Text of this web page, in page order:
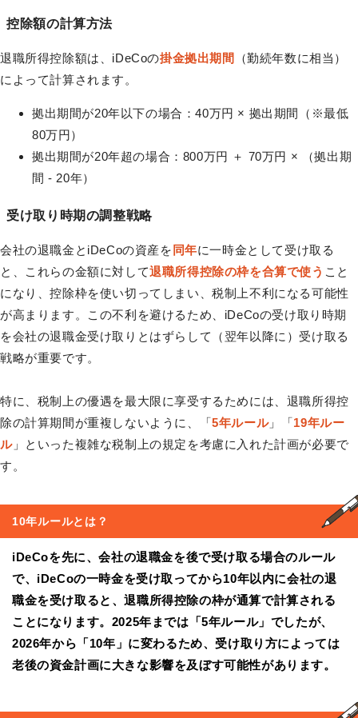
控除額の計算方法
退職所得控除額は、iDeCoの掛金拠出期間
（勤続年数に相当）
によって計算されます。
拠出期間が20年以下の場合：40万円 × 拠出期間（※最低
80万円）
拠出期間が20年超の場合：800万円 ＋ 70万円 × （拠出期
間 - 20年）
受け取り時期の調整戦略
会社の退職金とiDeCoの資産を 同年に一時金として受け取る
と、これらの金額に対して退職所得控除の枠を合算で使う こと
になり、控除枠を使い切ってしまい、税制上不利になる可能性
が高まります。この不利を避けるため、iDeCoの受け取り時期
を会社の退職金受け取りとはずらして（翌年以降に）受け取る
戦略が重要です。
特に、税制上の優遇を最大限に享受するためには、退職所得控
除の計算期間が重複しないように、「5年ルール」「19年ルー
ル」といった複雑な税制上の規定を考慮に入れた計画が必要で
す。
10年ルールとは？
iDeCoを先に、会社の退職金を後で受け取る場合のルール
で、iDeCoの一時金を受け取ってから10年以内に会社の退
職金を受け取ると、退職所得控除の枠が通算で計算される
ことになります。2025年までは「5年ルール」でしたが、
2026年から「10年」に変わるため、受け取り方によっては
老後の資金計画に大きな影響を及ぼす可能性があります。